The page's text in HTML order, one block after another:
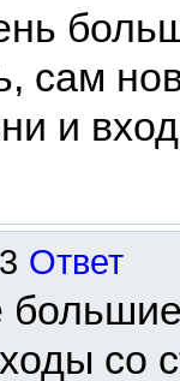
сам
и
Ответ
со